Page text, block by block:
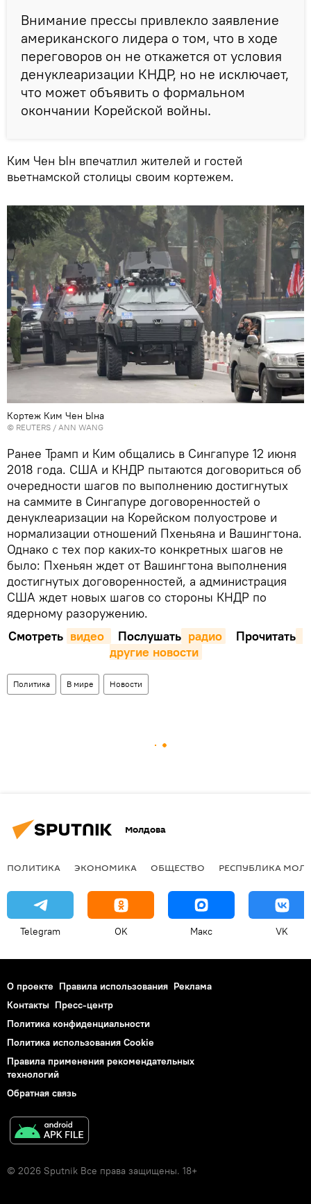
Внимание прессы привлекло заявление
американского лидера о том, что в ходе
переговоров он не откажется от условия
денуклеаризации КНДР, но не исключает,
что может объявить о формальном
окончании Корейской войны.
Ким Чен Ын впечатлил жителей и гостей
вьетнамской столицы своим кортежем.
Кортеж Ким Чен Ына
© REUTERS / ANN WANG
Ранее Трамп и Ким общались в Сингапуре 12 июня
2018 года. США и КНДР пытаются договориться об
очередности шагов по выполнению достигнутых
на саммите в Сингапуре договоренностей о
денуклеаризации на Корейском полуострове и
нормализации отношений Пхеньяна и Вашингтона.
Однако с тех пор каких-то конкретных шагов не
было: Пхеньян ждет от Вашингтона выполнения
достигнутых договоренностей, а администрация
США ждет новых шагов со стороны КНДР по
ядерному разоружению.
Смотреть видео Послушать радио
Прочитать
другие новости
Политика В мире Новости
Молдова
ПОЛИТИКА ЭКОНОМИКА ОБЩЕСТВО РЕСПУБЛИКА
Telegram OK Макс VK
О проекте Правила использования Реклама
Контакты Пресс-центр
Политика конфиденциальности
Политика использования Cookie
Правила применения рекомендательных
технологий
Обратная связь
© 2026 Sputnik Все права защищены. 18+